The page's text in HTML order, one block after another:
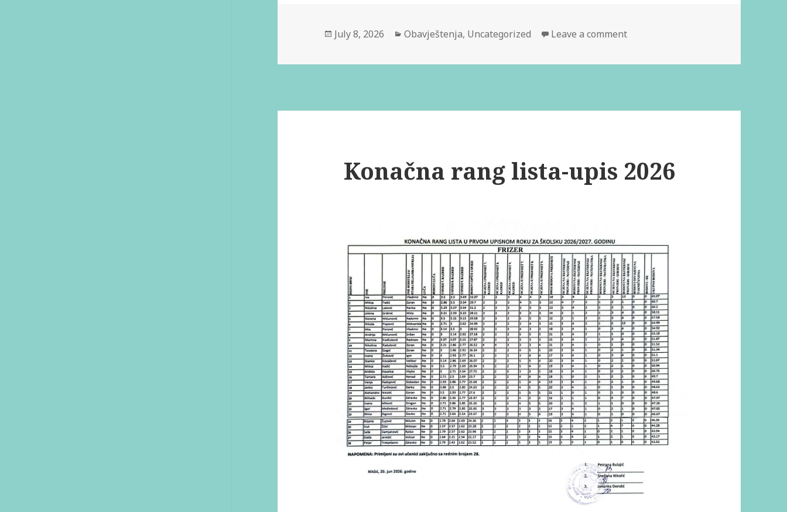
July 8, 2026 Obavještenja, Uncategorized Leave a comment
Konačna rang lista-upis 2026